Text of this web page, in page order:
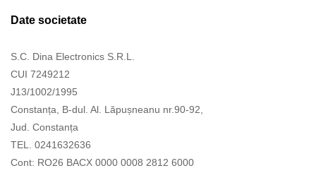
Date societate
S.C. Dina Electronics S.R.L.
CUI 7249212
J13/1002/1995
Constanța, B-dul. Al. Lăpușneanu nr.90-92,
Jud. Constanța
TEL. 0241632636
Cont: RO26 BACX 0000 0008 2812 6000